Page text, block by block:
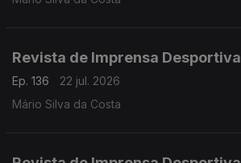
Revista de Imprensa Desportiva
Ep. 136
22 jul. 2026
Mário Silva da Costa